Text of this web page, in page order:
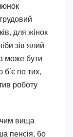
для жінок
зів’ялий
може бути
б’є по тих,
роботу
чим вища
пенсія, бо